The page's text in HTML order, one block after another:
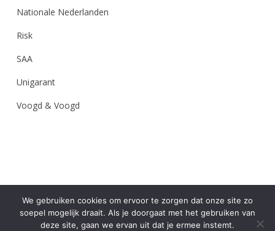
Nationale Nederlanden
Risk
SAA
Unigarant
Voogd & Voogd
We gebruiken cookies om ervoor te zorgen dat onze site zo
soepel mogelijk draait. Als je doorgaat met het gebruiken van
deze site, gaan we ervan uit dat je ermee instemt.